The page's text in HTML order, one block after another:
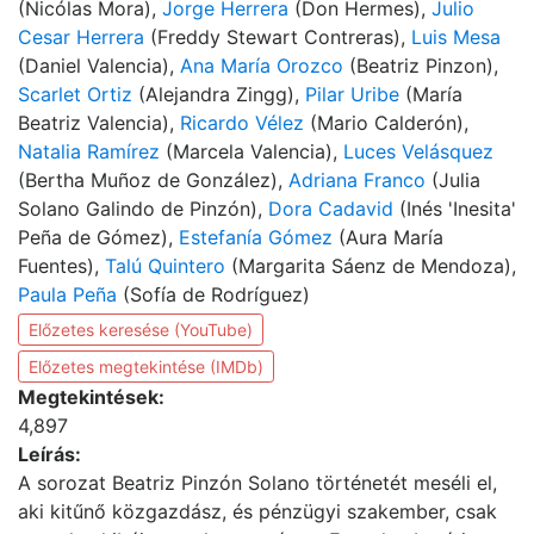
(Nicólas Mora), Jorge Herrera (Don Hermes), Julio
Cesar Herrera (Freddy Stewart Contreras), Luis Mesa
(Daniel Valencia), Ana María Orozco (Beatriz Pinzon),
Scarlet Ortiz (Alejandra Zingg), Pilar Uribe (María
Beatriz Valencia), Ricardo Vélez (Mario Calderón),
Natalia Ramírez (Marcela Valencia), Luces Velásquez
(Bertha Muñoz de González), Adriana Franco (Julia
Solano Galindo de Pinzón), Dora Cadavid (Inés 'Inesita'
Peña de Gómez), Estefanía Gómez (Aura María
Fuentes), Talú Quintero (Margarita Sáenz de Mendoza),
Paula Peña (Sofía de Rodríguez)
Előzetes keresése (YouTube)
Előzetes megtekintése (IMDb)
Megtekintések:
4,897
Leírás:
A sorozat Beatriz Pinzón Solano történetét meséli el,
aki kitűnő közgazdász, és pénzügyi szakember, csak